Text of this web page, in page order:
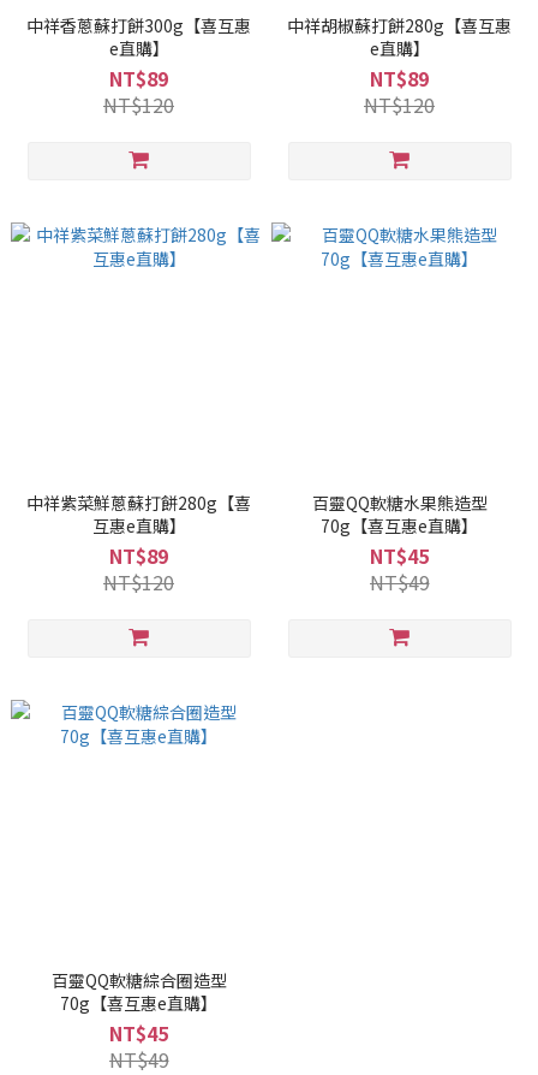
中祥香蔥蘇打餅300g【喜互惠
e直購】
NT$89
NT$120
中祥胡椒蘇打餅280g【喜互惠
e直購】
NT$89
NT$120
中祥紫菜鮮蔥蘇打餅280g【喜
互惠e直購】
NT$89
NT$120
百靈QQ軟糖水果熊造型
70g【喜互惠e直購】
NT$45
NT$49
百靈QQ軟糖綜合圈造型
70g【喜互惠e直購】
NT$45
NT$49